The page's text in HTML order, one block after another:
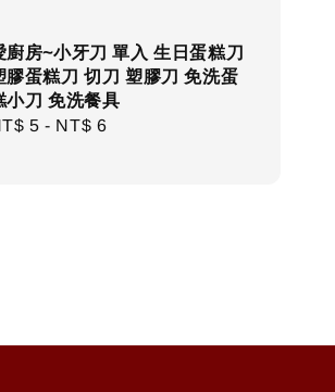
廚房~小牙刀 單入 生日蛋糕刀
膠蛋糕刀 切刀 塑膠刀 免洗蛋
小刀 免洗餐具
5 - NT$ 6